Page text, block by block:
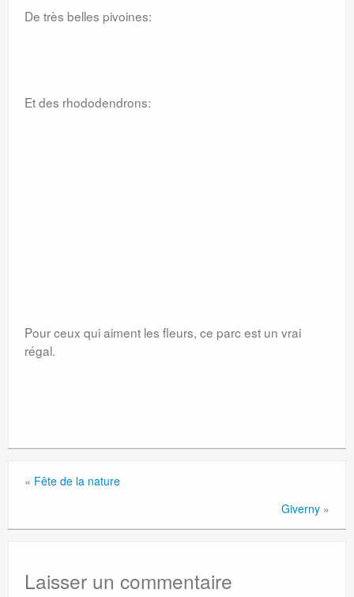
De très belles pivoines:
Et des rhododendrons:
Pour ceux qui aiment les fleurs, ce parc est un vrai
régal.
« Fête de la nature
Giverny »
Laisser un commentaire